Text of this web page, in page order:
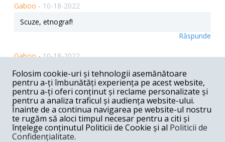
Gaboo - 10-18-2022
Scuze, etnograf!
Răspunde
Gaboo -10-18-2022
Pentru (ne) liniștea noastră! Să auzim numai de bine.
Over and over again!
Răspunde
Gaboo -10-18-2022
Dincolo de toate, în spațiul public nu se pune, totuși, o
întrebare esențială: ce anume îl califică pe d-l Dâncu
Folosim cookie-uri și tehnologii asemănătoare
pentru a-ți îmbunătăți experiența pe acest website,
pentru a-ți oferi conținut și reclame personalizate și
pentru a analiza traficul și audiența website-ului.
Înainte de a continua navigarea pe website-ul nostru
te rugăm să aloci timpul necesar pentru a citi și
înțelege conținutul Politicii de Cookie și al Politicii de
Confidențialitate.